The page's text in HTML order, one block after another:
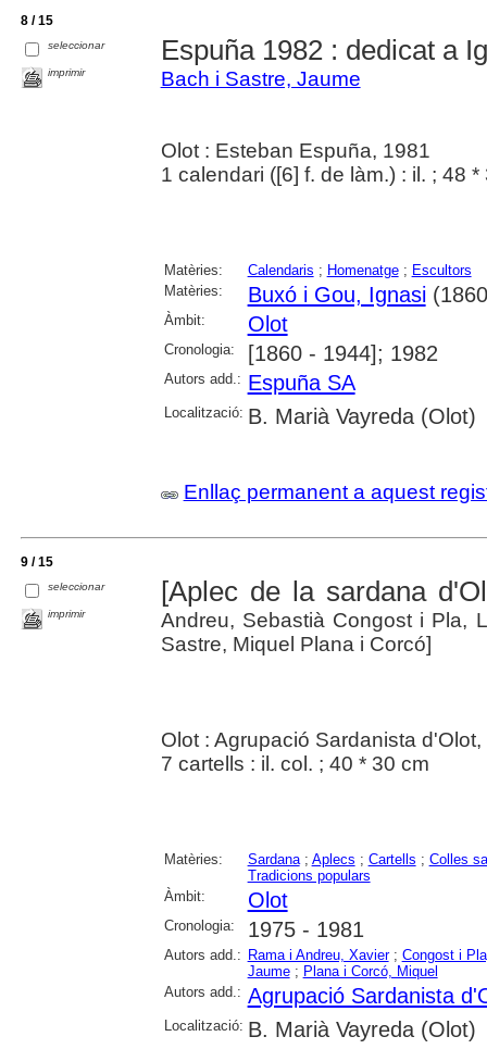
8 / 15
seleccionar
imprimir
Espuña 1982 : dedicat a
Bach i Sastre, Jaume
Olot : Esteban Espuña, 1981
1 calendari ([6] f. de làm.) : il. ; 48 *
Matèries: Calendaris ; Homenatge; Escultors
Matèries:
Buxó i Gou, Ignasi
Àmbit: Olot
Cronologia: [1860 - 1944]; 1982
Autors add.: Espuña SA
Localització: B. Marià Vayreda (Olot)
Enllaç permanent a aquest
9 / 15
seleccionar
imprimir
[Aplec de la sardana
Andreu, Sebastià Congost i Pla,
Sastre, Miquel Plana i Corcó]
Olot : Agrupació Sardanista
7 cartells : il. col. ; 40 * 30 cm
Matèries: Sardana; Aplecs ; Cartells ; Colles
Tradicions populars
Àmbit:
Olot
Cronologia: 1975 - 1981
Autors add.: Rama i Andreu, Xavier; Congost i
Jaume; Plana i Corcó, Miquel
Autors add.: Agrupació Sardanista
Localització: B. Marià Vayreda (Olot)